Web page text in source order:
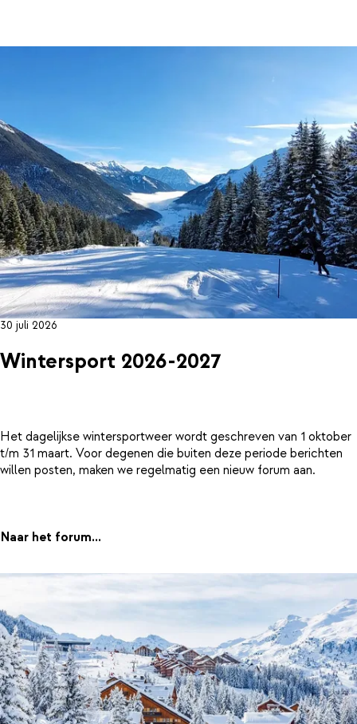
30 juli 2026
Wintersport 2026-2027
Het dagelijkse wintersportweer wordt geschreven van 1 oktober
t/m 31 maart. Voor degenen die buiten deze periode berichten
willen posten, maken we regelmatig een nieuw forum aan.
Naar het forum...